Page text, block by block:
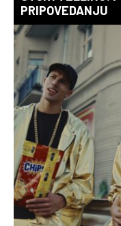
PRIPOVEDANJU